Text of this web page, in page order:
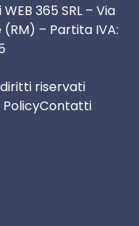
365 SRL – Via
(RM) – Partita IVA:
riservati
Contatti